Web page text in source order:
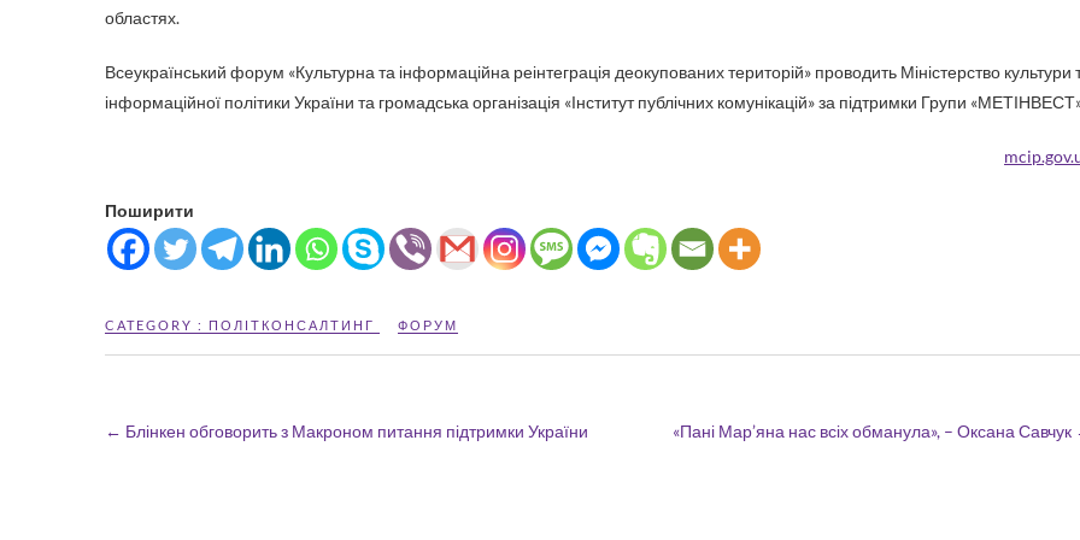
областях.
Всеукраїнський форум «Культурна та інформаційна реінтеграція деокупованих територій» проводить Міністерство культури
інформаційної політики України та громадська організація «Інститут публічних комунікацій» за підтримки Групи
Поширити
CATEGORY : ПОЛІТКОНСАЛТИНГ ФОРУМ
← Блінкен обговорить з Макроном питання підтримки України «Пані Мар’яна нас всіх обманула», – Оксана Савчук